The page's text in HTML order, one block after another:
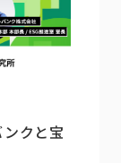
クと宝